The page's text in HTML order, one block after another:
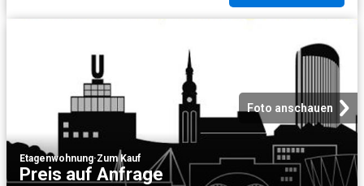
Foto anschauen
Etagenwohnung·Zum Kauf
Preis auf Anfrage